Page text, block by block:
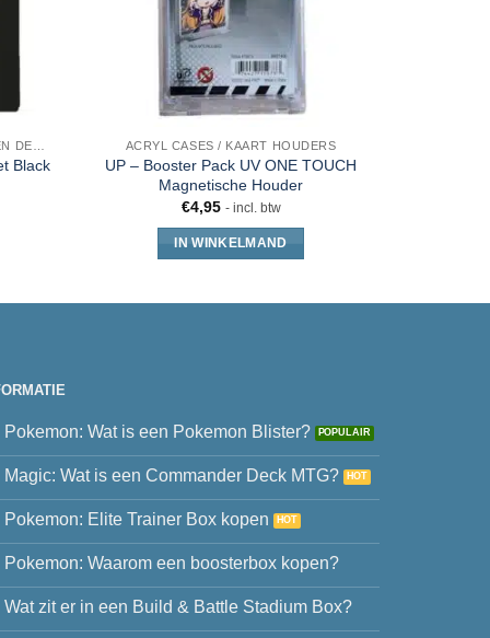
Black
ACRYL CASES / KAART HOUDERS
UP – Booster Pack UV ONE TOUCH
Magnetische Houder
€4,95 - incl. btw
IN WINKELMAND
Pokemon: Wat is een Pokemon Blister?
Magic: Wat is een Commander Deck MTG?
Pokemon: Elite Trainer Box kopen
Pokemon: Waarom een boosterbox kopen?
Wat zit er in een Build & Battle Stadium Box?